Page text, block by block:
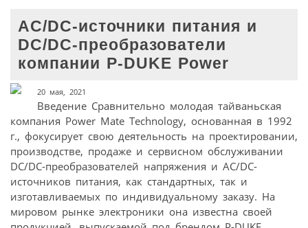
AC/DC-источники питания и
DC/DC-преобразователи
компании P-DUKE Power
20 мая, 2021
Введение Сравнительно молодая тайваньская
компания Power Mate Technology, основанная в 1992
г., фокусирует свою деятельность на проектировании,
производстве, продаже и сервисном обслуживании
DC/DC-преобразователей напряжения и AC/DC-
источников питания, как стандартных, так и
изготавливаемых по индивидуальному заказу. На
мировом рынке электроники она известна своей